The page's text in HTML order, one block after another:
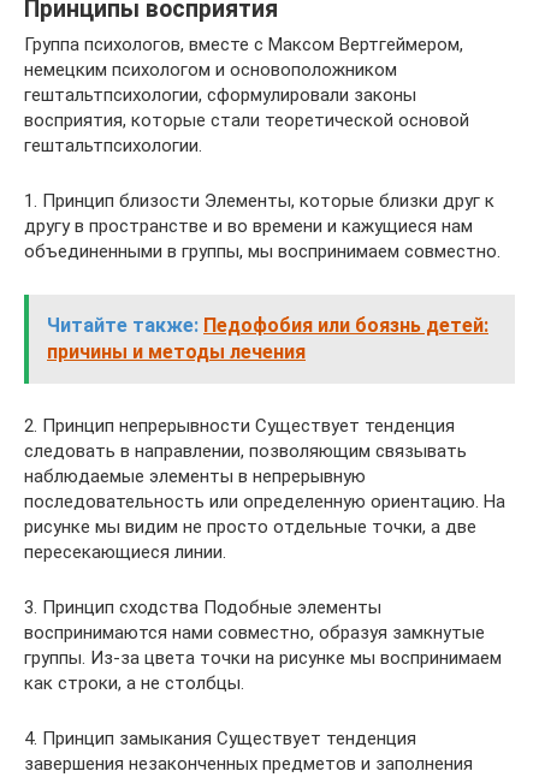
Принципы восприятия
Группа психологов, вместе с Максом Вертгеймером,
немецким психологом и основоположником
гештальтпсихологии, сформулировали законы
восприятия, которые стали теоретической основой
гештальтпсихологии.
1. Принцип близости Элементы, которые близки друг к
другу в пространстве и во времени и кажущиеся нам
объединенными в группы, мы воспринимаем совместно.
Читайте также: Педофобия или боязнь детей:
причины и методы лечения
2. Принцип непрерывности Существует тенденция
следовать в направлении, позволяющим связывать
наблюдаемые элементы в непрерывную
последовательность или определенную ориентацию. На
рисунке мы видим не просто отдельные точки, а две
пересекающиеся линии.
3. Принцип сходства Подобные элементы
воспринимаются нами совместно, образуя замкнутые
группы. Из-за цвета точки на рисунке мы воспринимаем
как строки, а не столбцы.
4. Принцип замыкания Существует тенденция
завершения незаконченных предметов и заполнения